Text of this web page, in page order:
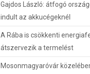
Gajdos László: átfogó
indult az akkucégeknél
A Rába is csökkenti
átszervezik a termelést
Mosonmagyaróvár